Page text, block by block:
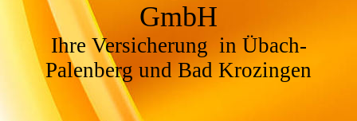
GmbH
Ihre Versicherung in Übach-
Palenberg und Bad Krozingen